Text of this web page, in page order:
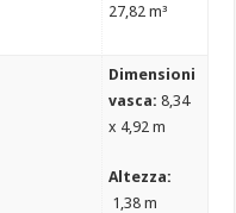
27,82 m³
Dimensioni
vasca:8,34
x 4,92 m
Altezza:
1,38 m